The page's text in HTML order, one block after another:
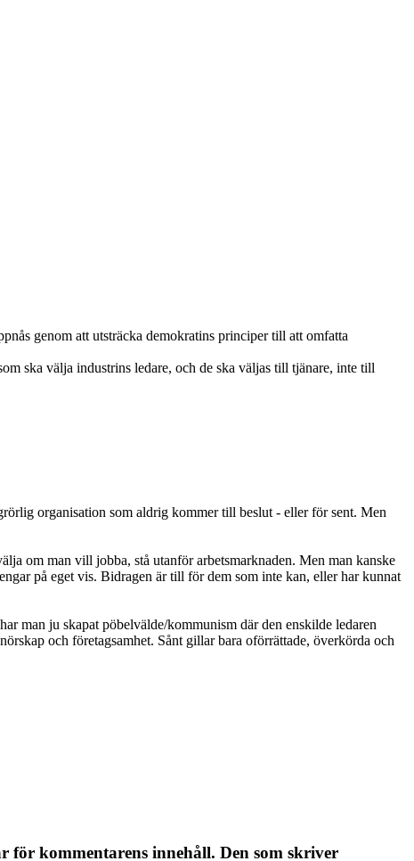
genom att utsträcka demokratins principer till att omfatta
ska välja industrins ledare, och de ska väljas till tjänare, inte till
organisation som aldrig kommer till beslut - eller för sent. Men
om man vill jobba, stå utanför arbetsmarknaden. Men man kanske
på eget vis. Bidragen är till för dem som inte kan, eller har kunnat
man ju skapat pöbelvälde/kommunism där den enskilde ledaren
och företagsamhet. Sånt gillar bara oförrättade, överkörda och
för kommentarens innehåll. Den som skriver